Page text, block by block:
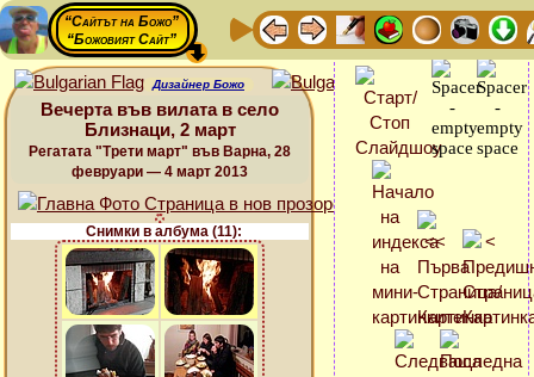
“Сайтът на Божо”
“Божовият Сайт”
Дизайнер Божо
Вечерта във вилата в село
Близнаци, 2 март
Регатата "Трети март" във Варна, 28
февруари — 4 март 2013
Снимки в албума (11):